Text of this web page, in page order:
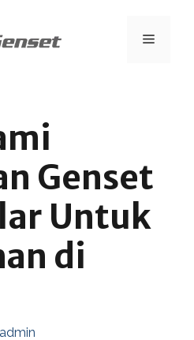
Menu
Genset
Untuk
di
admin